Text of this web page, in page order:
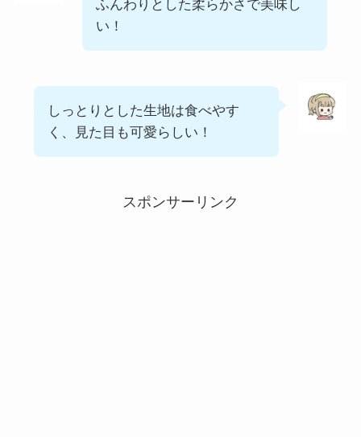
ふんわりとした柔らかさで美味し
い！
しっとりとした生地は食べやす
く、見た目も可愛らしい！
スポンサーリンク